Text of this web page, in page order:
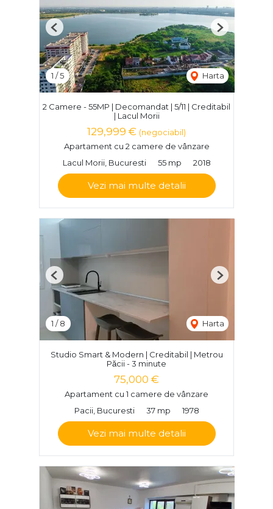
1 /5 Harta
Previous Next
2 Camere - 55MP | Decomandat | 5/11 | Creditabil
| Lacul Morii
129,999 € (negociabil)
Apartament cu 2 camere de vânzare
Lacul Morii, Bucuresti
55 mp 2018
Vezi mai multe detalii
1 /8 Harta
Previous Next
Studio Smart & Modern | Creditabil | Metrou
Păcii - 3 minute
75,000 €
Apartament cu 1 camere de vânzare
Pacii, Bucuresti
37 mp 1978
Vezi mai multe detalii